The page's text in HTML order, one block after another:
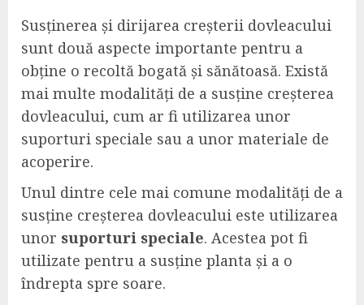
Susținerea și dirijarea creșterii dovleacului
sunt două aspecte importante pentru a
obține o recoltă bogată și sănătoasă. Există
mai multe modalități de a susține creșterea
dovleacului, cum ar fi utilizarea unor
suporturi speciale sau a unor materiale de
acoperire.
Unul dintre cele mai comune modalități de a
susține creșterea dovleacului este utilizarea
unor suporturi speciale. Acestea pot fi
utilizate pentru a susține planta și a o
îndrepta spre soare.